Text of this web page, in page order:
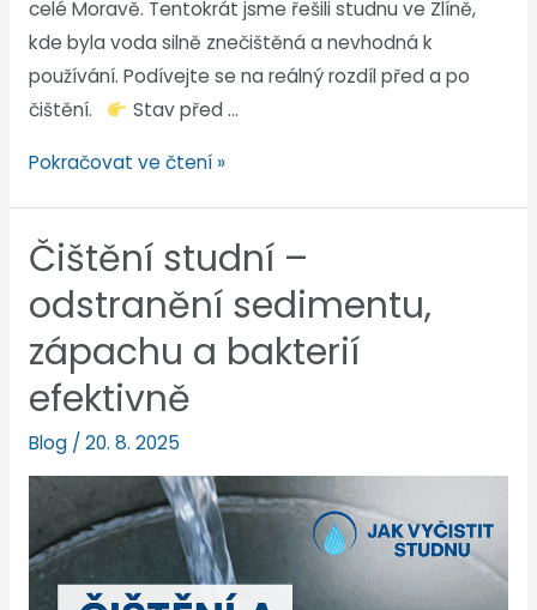
celé Moravě. Tentokrát jsme řešili studnu ve Zlíně,
kde byla voda silně znečištěná a nevhodná k
používání. Podívejte se na reálný rozdíl před a po
čištění.
Stav před …
Pokračovat ve čtení »
Čištění studní –
odstranění sedimentu,
zápachu a bakterií
efektivně
Blog/ 20. 8. 2025